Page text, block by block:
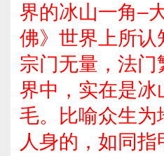
界的冰山一角–
佛》世界上所认
宗门无量，法
界中，实在是
毛。比喻众生为
人身的，如同